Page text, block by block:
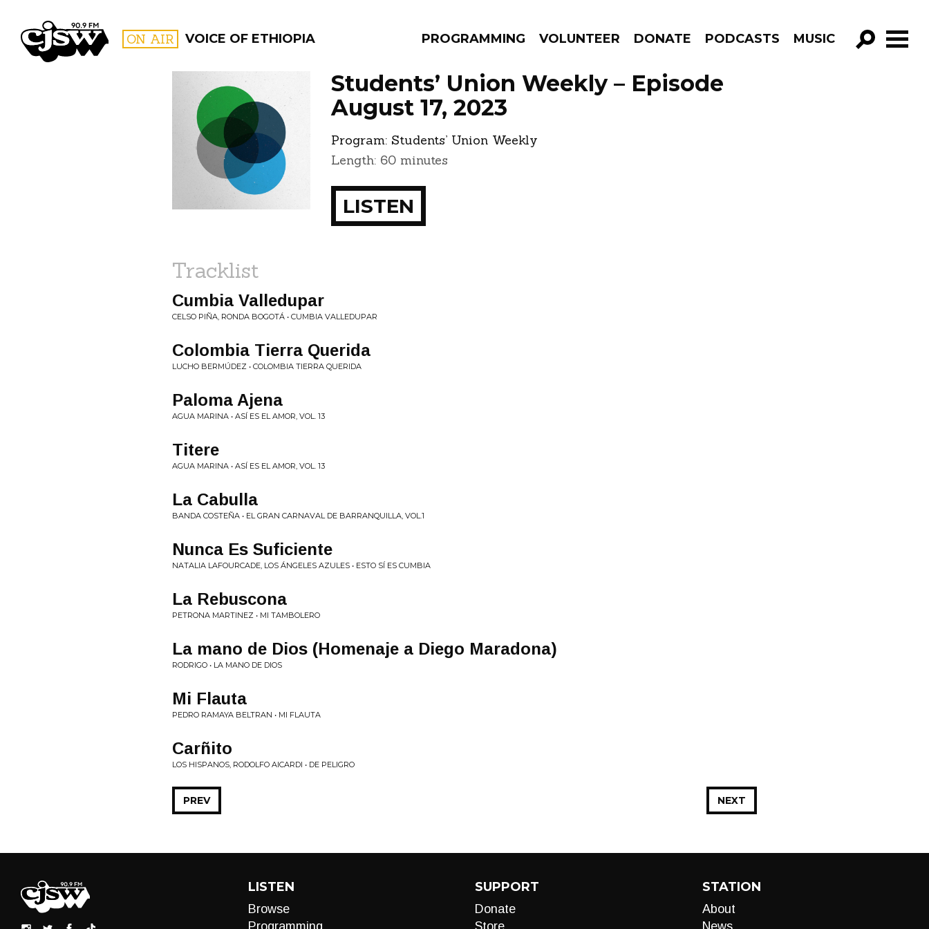
CJSW ON AIR VOICE OF ETHIOPIA PROGRAMMING VOLUNTEER DONATE PODCASTS MUSIC
GO!
FILTER BY:
PROGRAMS EPISODES NEWS
Students’ Union Weekly – Episode
August 17, 2023
Program: Students’ Union Weekly
Length: 60 minutes
LISTEN
Tracklist
Cumbia Valledupar
CELSO PIÑA, RONDA BOGOTÁ • CUMBIA VALLEDUPAR
Colombia Tierra Querida
LUCHO BERMÚDEZ • COLOMBIA TIERRA QUERIDA
Paloma Ajena
AGUA MARINA • ASÍ ES EL AMOR, VOL. 13
Titere
AGUA MARINA • ASÍ ES EL AMOR, VOL. 13
La Cabulla
BANDA COSTEÑA • EL GRAN CARNAVAL DE BARRANQUILLA, VOL.1
Nunca Es Suficiente
NATALIA LAFOURCADE, LOS ÁNGELES AZULES • ESTO SÍ ES CUMBIA
La Rebuscona
PETRONA MARTINEZ • MI TAMBOLERO
La mano de Dios (Homenaje a Diego Maradona)
RODRIGO • LA MANO DE DIOS
Mi Flauta
PEDRO RAMAYA BELTRAN • MI FLAUTA
Carñito
LOS HISPANOS, RODOLFO AICARDI • DE PELIGRO
NEXT
PREV
LISTEN
Browse
Programming
SUPPORT
Donate
Store
STATION
About
News